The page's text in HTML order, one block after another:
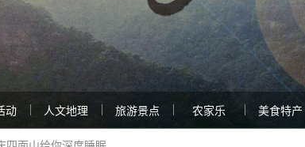
动 人文地理 旅游景点 农家乐 美食特产